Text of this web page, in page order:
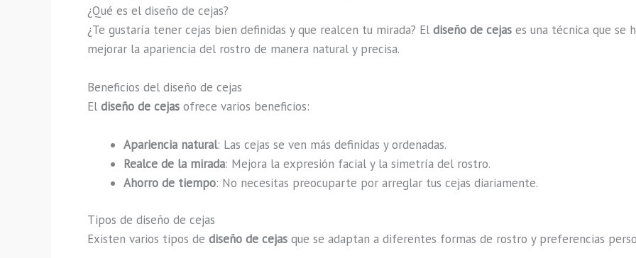
¿Qué es el diseño de cejas?
¿Te gustaría tener cejas bien definidas y que realcen tu mirada? El diseño de cejas es una técnica que se
mejorar la apariencia del rostro de manera natural y precisa.
Beneficios del diseño de cejas
El diseño de cejas ofrece varios beneficios:
Apariencia natural: Las cejas se ven más definidas y ordenadas.
Realce de la mirada: Mejora la expresión facial y la simetría del rostro.
Ahorro de tiempo: No necesitas preocuparte por arreglar tus cejas diariamente.
Tipos de diseño de cejas
Existen varios tipos de diseño de cejas que se adaptan a diferentes formas de rostro y preferencias